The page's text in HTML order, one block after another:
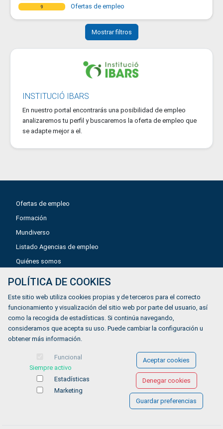
9 Ofertas de empleo
Mostrar filtros
INSTITUCIÓ IBARS
En nuestro portal encontrarás una posibilidad de empleo
analizaremos tu perfil y buscaremos la oferta de empleo que
se adapte mejor a el.
Ofertas de empleo
Formación
Mundiverso
Listado Agencias de empleo
Quiénes somos
Política de privacidad
Política de Cookies
Accesibilidad
© COPYRIGHT 2026 Gestionándote.com
POLÍTICA DE COOKIES
Este sitio web utiliza cookies propias y de terceros para el correcto
funcionamiento y visualización del sitio web por parte del usuario, así
como la recogida de estadísticas. Si continúa navegando,
consideramos que acepta su uso. Puede cambiar la configuración u
obtener más información.
Funcional
Siempre activo
Estadísticas
Marketing
Aceptar cookies
Denegar cookies
Guardar preferencias